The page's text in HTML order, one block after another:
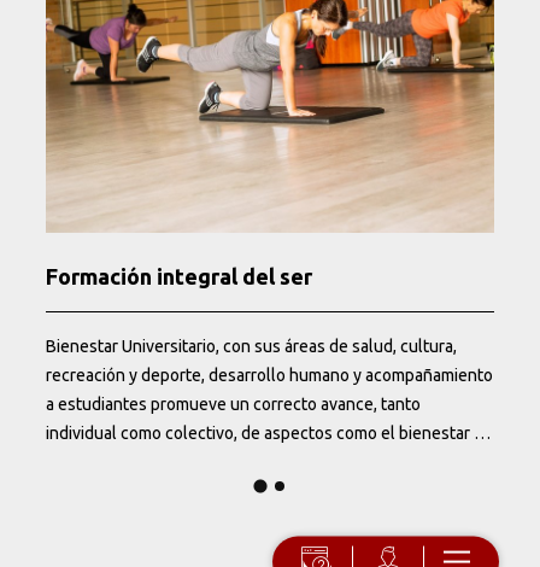
Formación integral del ser
Bienestar Universitario, con sus áreas de salud, cultura,
recreación y deporte, desarrollo humano y acompañamiento
a estudiantes promueve un correcto avance, tanto
individual como colectivo, de aspectos como el bienestar y